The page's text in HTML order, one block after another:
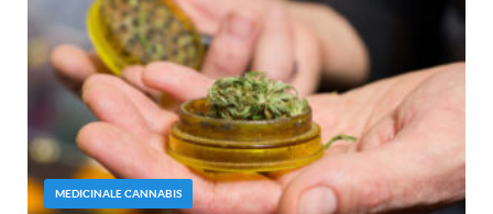
MEDICINALE CANNABIS